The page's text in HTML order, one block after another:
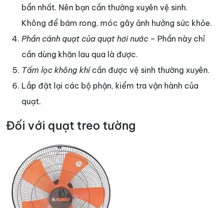
bẩn nhất. Nên bạn cần thường xuyên vệ sinh.
Không để bám rong, móc gây ảnh hưởng sức khỏe.
Phần cánh quạt của quạt hơi nước – Phần này chỉ
cần dùng khăn lau qua là được.
Tấm lọc không khícần được vệ sinh thường xuyên.
Lắp đặt lại các bộ phận, kiểm tra vận hành của
quạt.
Đối với quạt treo tường